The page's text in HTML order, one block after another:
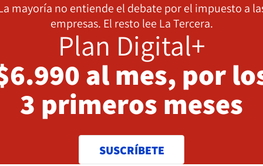
mayoría no entiende el debate por el impuesto a
empresas. El resto lee La Tercera.
Plan Digital+
al mes, por
3 primeros meses
SUSCRÍBETE